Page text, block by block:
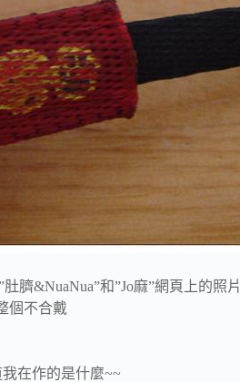
臍&NuaNua”和”Jo麻”網頁上的照片
個不合戴
在作的是什麼~~